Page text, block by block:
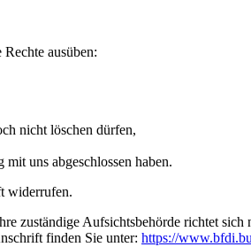
ausüben:
nicht löschen dürfen,
uns abgeschlossen haben.
widerrufen.
zuständige Aufsichtsbehörde richtet
finden Sie unter: https://